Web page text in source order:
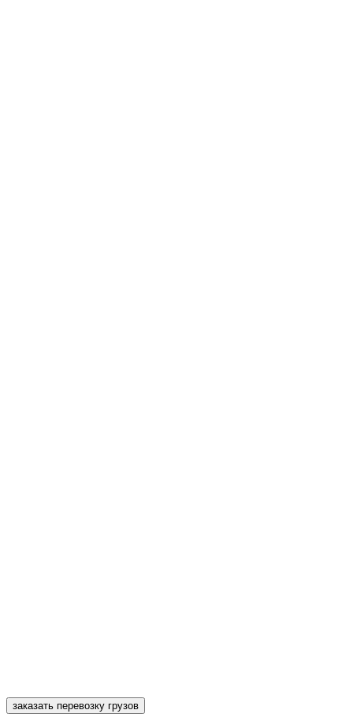
заказать перевозку грузов